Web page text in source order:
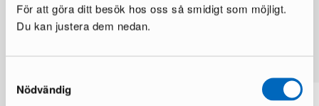
För att göra ditt besök hos oss så smidigt som möjligt.
Du kan justera dem nedan.
Nödvändig